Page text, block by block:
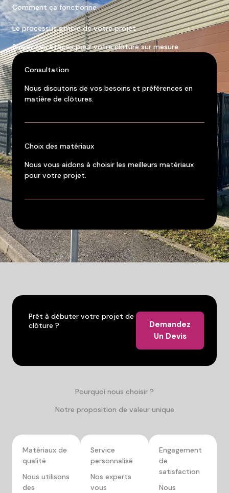
Comment ça fonctionne
Le processus simple de votre projet
Suivez ces étapes pour votre clôture sur mesure
Consultation
Nous discutons de vos besoins et préférences en
matière de clôtures.
Choix des matériaux
Nous vous aidons à choisir les meilleurs matériaux
pour votre projet.
Prêt à débuter votre projet de
clôture ?
Demandez
Un Devis
Pourquoi nous choisir ?
Notre proposition de valeur unique
Matériaux de
qualité
Nous utilisons
des
Service
personnalisé
Nos experts
vous
Engagement
de
satisfaction
Nous